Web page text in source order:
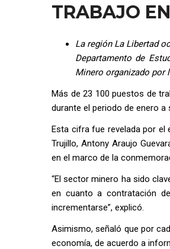
TRABAJO
La región La Libertad
Departamento de
Minero organizado por
Más de 23 100 puestos de
durante el periodo de enero a
Esta cifra fue revelada por el
Trujillo, Antony Araujo
en el marco de la
“El sector minero ha sido
en cuanto a contratación
incrementarse”, explicó.
Asimismo, señaló que por
economía, de acuerdo a